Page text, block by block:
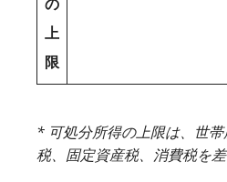
上
限
* 可処分所得の上限は、世
税、固定資産税、消費税を